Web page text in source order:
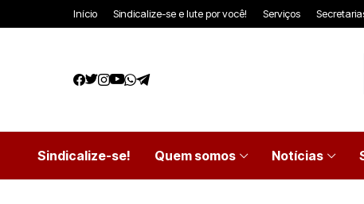
Início Sindicalize-se e lute por você! Serviços
Sindicalize-se! Quem somos Notícias